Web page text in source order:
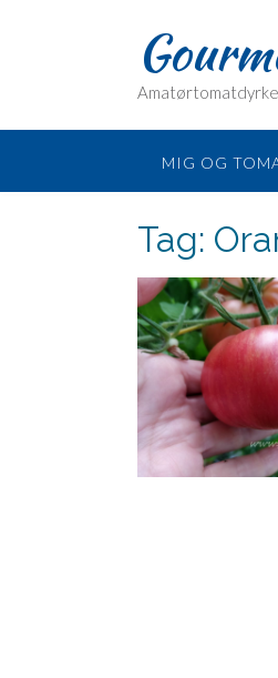
MIG OG
Tag: